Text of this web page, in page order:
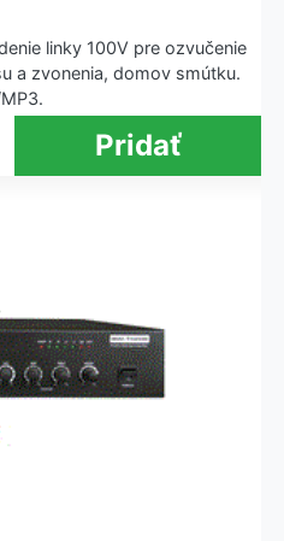
linky 100V pre ozvučenie
a zvonenia, domov smútku.